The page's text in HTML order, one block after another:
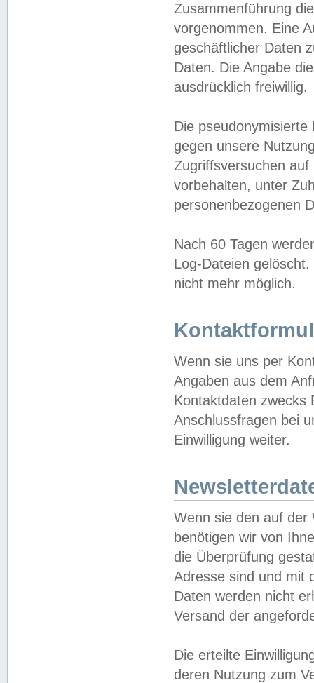
Zusammenführung
vorgenommen. Eine
geschäftlicher Daten
Daten. Die Angabe
ausdrücklich freiwillig.
Die
gegen unsere
Zugriffsversuchen
vorbehalten, unter
personenbezogenen
Nach 60 Tagen
Log-Dateien
nicht mehr möglich.
Wenn sie uns per
Angaben aus dem
Kontaktdaten zwecks
Anschlussfragen bei
Einwilligung weiter.
Wenn sie den auf der
benötigen wir von
die Überprüfung
Adresse sind und mit
Daten werden nicht
Versand der
Die erteilte
deren Nutzung zum